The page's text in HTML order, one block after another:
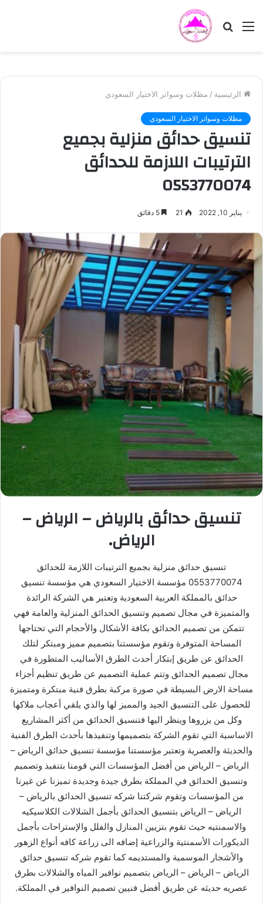
القائمة بحث
الرئيسية / مظلات وسواتر الاختيار السعودي
مظلات وسواتر الاختيار السعودي
تنسيق حدائق منزلية بجميع
الترتيبات اللازمة للحدائق
0553770074
يناير 10, 2022 21
تنسيق حدائق بالرياض – الرياض –
الرياض.
تنسيق حدائق منزلية بجميع الترتيبات اللازمة للحدائق
0553770074 مؤسسة الاختيار السعودي هي مؤسسة تنسيق
حدائق بالمملكة العربية السعودية وتعتبر هي الشركة الرائدة
والمتميزة في مجال تصميم وتنسيق الحدائق المنزلية والعامة فهي
تتمكن من تصميم الحدائق بكافة الأشكال والأحجام التي تحتاجها
المساحة المتوفرة وتقوم مؤسستنا بتصميم مميز ومبتكر لتلك
الحدائق عن طريق إبتكار أحدث الطرق الأساليب المتطورة في
مجال تصميم الحدائق وتتم عملية التصميم عن طريق تنظيم أجزاء
مساحة الارض البسيطة في صورة مركبة بطرق فنية مبتكرة ومتميزة
للحصول على التنسيق الجيد والمميز لها والذي يلقي أعجاب ملاكها
وكل من يزروها وينظر اليها فتنسيق الحدائق من أكثر المشاريع
الاساسية التي تقوم الشركة بتصميمها وتنفيذها بأحدث الطرق الفنية
والحديثة والعصرية وتعتبر مؤسستنا مؤسسة تنسيق حدائق الرياض –
الرياض – الرياض من أفضل المؤسسات التي قومنا بتنفيذ وتصميم
وتنسيق الحدائق في المملكة بطرق جيدة وجديدة تميزنا عن غيرنا
من المؤسسات وتقوم شركتنا شركه تنسيق الحدائق بالرياض –
الرياض – الرياض بتنسيق الحدائق بأجمل الشلالات الكلاسيكيه
والاسمنتيه حيث تقوم بتزيين المنازل والفلل والإستراحات بأجمل
الديكورات الأسمنتية والزراعية إضافه الى زراعة كافه أنواع الزهور
والأشجار الموسمية والمستديمه كما تقوم شركه تنسيق حدائق
الرياض – الرياض – الرياض بتصميم نوافير المياه والشلالات بطرق
عصريه حديثه عن طريق أفضل فنيين تصميم النوافير في المملكة.